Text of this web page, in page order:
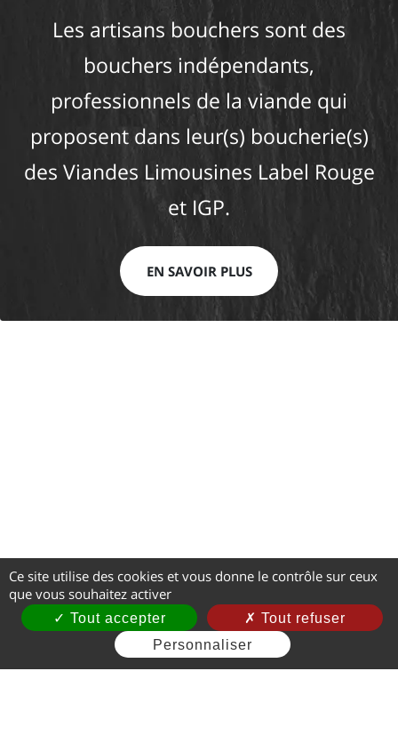
Les artisans bouchers sont des
bouchers indépendants,
professionnels de la viande qui
proposent dans leur(s) boucherie(s)
des Viandes Limousines Label Rouge
et IGP.
EN SAVOIR PLUS
Ce site utilise des cookies et vous donne le contrôle sur ceux
que vous souhaitez activer
Tout accepter
Tout refuser
Personnaliser